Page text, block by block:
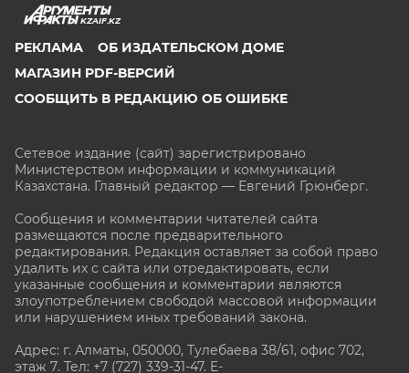
KZAIF.KZ
РЕКЛАМА
ОБ ИЗДАТЕЛЬСКОМ ДОМЕ
МАГАЗИН PDF-ВЕРСИЙ
СООБЩИТЬ В РЕДАКЦИЮ ОБ ОШИБКЕ
Сетевое издание (сайт) зарегистрировано
Министерством информации и коммуникаций
Казахстана. Главный редактор — Евгений Грюнберг.
Сообщения и комментарии читателей сайта
размещаются после предварительного
редактирования. Редакция оставляет за собой право
удалить их с сайта или отредактировать, если
указанные сообщения и комментарии являются
злоупотреблением свободой массовой информации
или нарушением иных требований закона.
Адрес: г. Алматы, 050000, Тулебаева 38/61, офис 702,
этаж 7. Тел: +7 (727) 339-31-47. E-